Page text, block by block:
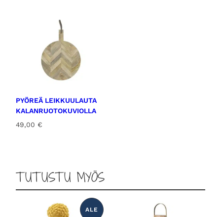
PYÖREÄ LEIKKUULAUTA
KALANRUOTOKUVIOLLA
49,00 €
TUTUSTU MYÖS
ALE
T